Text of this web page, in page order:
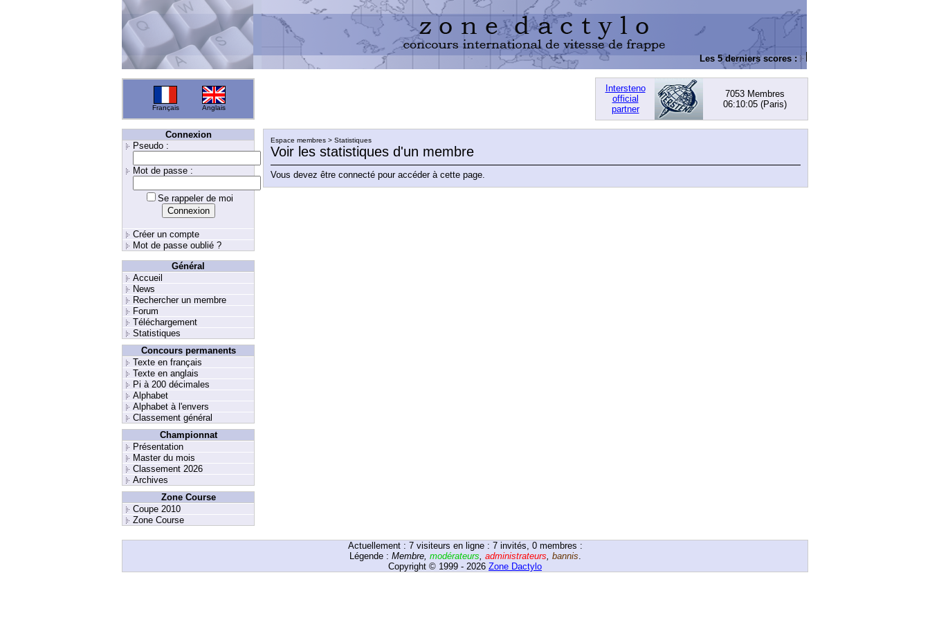
Les 5 derniers scores :
Français Anglais
Intersteno
official
partner
7053 Membres
06:10:05(Paris)
Connexion
Pseudo :
Mot de passe :
Se rappeler de moi
Créer un compte
Mot de passe oublié ?
Général
Accueil
News
Rechercher un membre
Forum
Téléchargement
Statistiques
Concours permanents
Texte en français
Texte en anglais
Pi à 200 décimales
Alphabet
Alphabet à l'envers
Classement général
Championnat
Présentation
Master du mois
Classement 2026
Archives
Zone Course
Coupe 2010
Zone Course
Espace membres > Statistiques
Voir les statistiques d'un membre
Vous devez être connecté pour accéder à cette page.
Actuellement : 7visiteurs en ligne : 7 invités, 0 membres :
Légende : Membre, modérateurs, administrateurs, bannis.
Copyright © 1999 - 2026 Zone Dactylo